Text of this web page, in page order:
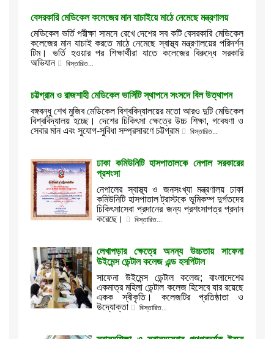
বেসরকারি মেডিকেল কলেজের মান যাচাইয়ে মাঠে নেমেছে মন্ত্রণালয়
মেডিকেল ভর্তি পরীক্ষা সামনে রেখে দেশের সব কটি বেসরকারি মেডিকেল
কলেজের মান যাচাই করতে মাঠে নেমেছে স্বাস্থ্য মন্ত্রণালয়ের পরিদর্শন
টিম। ভর্তি হওয়ার পর শিক্ষার্থীরা যাতে কলেজের বিরুদ্ধে সরকারি
অভিযান
বিস্তারিত...
চট্টগ্রাম ও রাজশাহী মেডিকেল ভার্সিটি স্থাপনে সংসদে বিল উত্থাপন
বঙ্গবন্ধু শেখ মুজিব মেডিকেল বিশ্ববিদ্যালয়ের মতো আরও দুটি মেডিকেল
বিশ্ববিদ্যালয় হচ্ছে। দেশের চিকিৎসা ক্ষেত্রে উচ্চ শিক্ষা, গবেষণা ও
সেবার মান এবং সুযোগ-সুবিধা সম্প্রসারণে চট্টগ্রাম
বিস্তারিত...
ঢাকা কমিউনিটি হাসপাতালকে নেপাল সরকারের
প্রশংসা
নেপালের স্বাস্থ্য ও জনসংখ্যা মন্ত্রণালয় ঢাকা
কমিউনিটি হাসপাতাল ট্রাস্টকে ভূমিকম্প দুর্গতদের
চিকিৎসাসেবা প্রদানের জন্য প্রশংসাপত্র প্রদান
করেছে।
বিস্তারিত...
লেখাপড়ার ক্ষেত্রে অনন্য উচ্চতায় সাফেনা
উইমেন্স ডেন্টাল কলেজ এন্ড হসপিটাল
সাফেনা উইমেন্স ডেন্টাল কলেজ; বাংলাদেশের
একমাত্র মহিলা ডেন্টাল কলেজ হিসেবে যার রয়েছে
একক স্বীকৃতি। কলেজটির প্রতিষ্ঠাতা ও
উদ্যোক্তা
বিস্তারিত...